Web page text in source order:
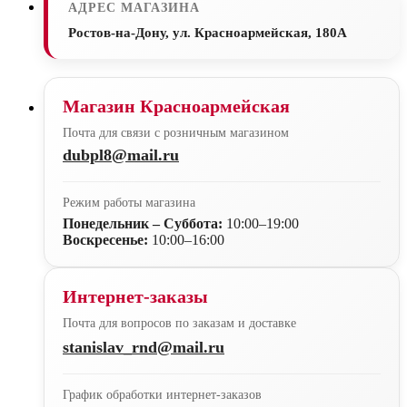
АДРЕС МАГАЗИНА
Ростов-на-Дону, ул. Красноармейская, 180А
Магазин Красноармейская
Почта для связи с розничным магазином
dubpl8@mail.ru
Режим работы магазина
Понедельник – Суббота: 10:00–19:00
Воскресенье: 10:00–16:00
Интернет-заказы
Почта для вопросов по заказам и доставке
stanislav_rnd@mail.ru
График обработки интернет-заказов